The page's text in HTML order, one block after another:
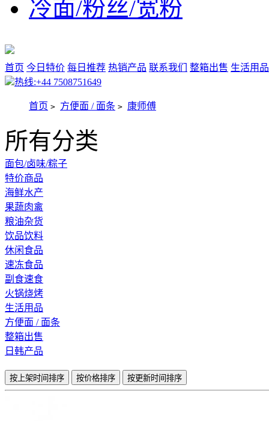
冷面/粉丝/宽粉
首页 今日特价 每日推荐 热销产品 联系我们 整箱出售 生活用品
热线:+44 7508751649
首页 > 方便面 / 面条 > 康师傅
所有分类
面包/卤味/粽子
特价商品
海鲜水产
果蔬肉禽
粮油杂货
饮品饮料
休闲食品
速冻食品
副食速食
火锅烧烤
生活用品
方便面 / 面条
整箱出售
日韩产品
按上架时间排序 按价格排序 按更新时间排序